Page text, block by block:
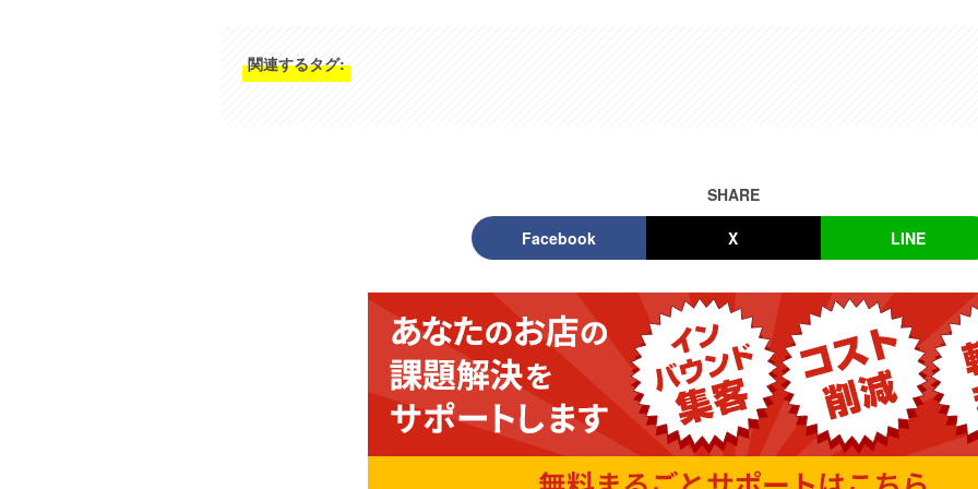
関連するタグ:
SHARE
Facebook X LINE